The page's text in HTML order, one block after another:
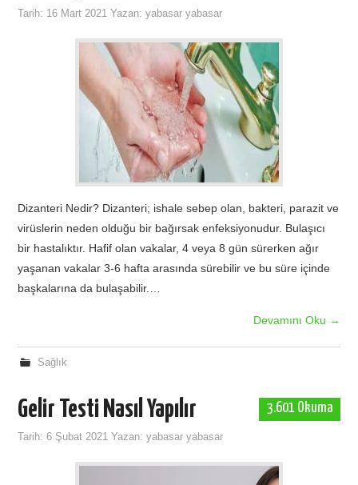
Tarih: 16 Mart 2021 Yazan:yabasar yabasar
Dizanteri Nedir? Dizanteri; ishale sebep olan, bakteri, parazit ve
virüslerin neden olduğu bir bağırsak enfeksiyonudur. Bulaşıcı
bir hastalıktır. Hafif olan vakalar, 4 veya 8 gün sürerken ağır
yaşanan vakalar 3-6 hafta arasında sürebilir ve bu süre içinde
başkalarına da bulaşabilir.…
Devamını Oku →
Sağlık
3.601 Okuma
Gelir Testi Nasıl Yapılır
Tarih:6 Şubat 2021 Yazan:yabasar yabasar